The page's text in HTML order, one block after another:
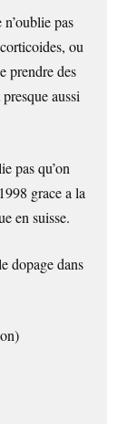
pas
ou
prendre des
aussi
pas qu’on
grace a la
en suisse.
dopage dans